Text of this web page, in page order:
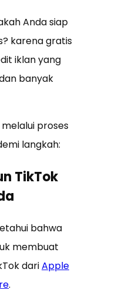
Anda siap
karena gratis
iklan yang
banyak
proses
langkah:
TikTok
bahwa
membuat
dariApple
.